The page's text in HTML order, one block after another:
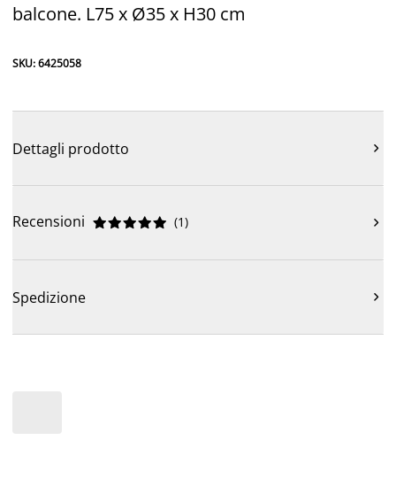
balcone. L75 x Ø35 x H30 cm
SKU: 6425058
Dettagli prodotto 
Recensioni 




 (1) 
Spedizione 